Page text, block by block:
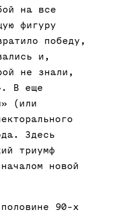
на все
фигуру
победу,
и,
не знали,
В еще
(или
Здесь
триумф
новой
90-х